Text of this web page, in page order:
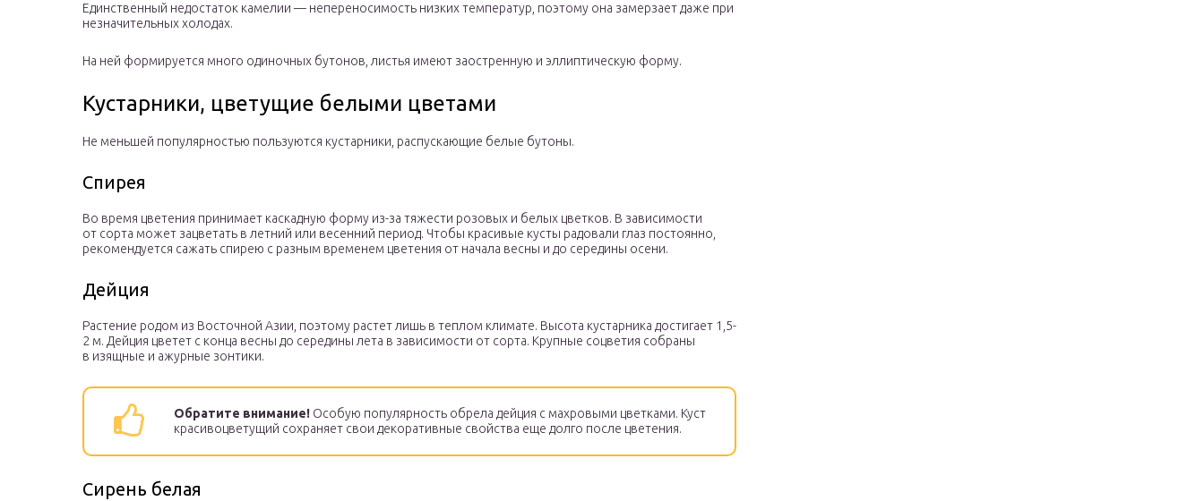
Единственный недостаток камелии — непереносимость низких температур, поэтому она замерзает даже при
незначительных холодах.
На ней формируется много одиночных бутонов, листья имеют заостренную и эллиптическую форму.
Кустарники, цветущие белыми цветами
Не меньшей популярностью пользуются кустарники, распускающие белые бутоны.
Спирея
Во время цветения принимает каскадную форму из-за тяжести розовых и белых цветков. В зависимости
от сорта может зацветать в летний или весенний период. Чтобы красивые кусты радовали глаз постоянно,
рекомендуется сажать спирею с разным временем цветения от начала весны и до середины осени.
Дейция
Растение родом из Восточной Азии, поэтому растет лишь в теплом климате. Высота кустарника достигает 1,5-
2 м. Дейция цветет с конца весны до середины лета в зависимости от сорта. Крупные соцветия собраны
в изящные и ажурные зонтики.
Обратите внимание! Особую популярность обрела дейция с махровыми цветками. Куст
красивоцветущий сохраняет свои декоративные свойства еще долго после цветения.
Сирень белая